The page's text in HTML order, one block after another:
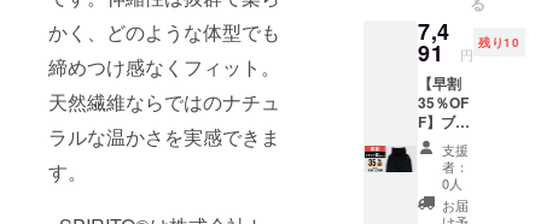
かく、どのような体型でも
締めつけ感なくフィット。
天然繊維ならではのナチュ
ラルな温かさを実感できま
す。
給状
況、製
造工程
上の都
合等に
より出
荷時期
が遅れ
る場合
があり
場合、
正規品
販売価
格が販
売予定
価格よ
り下が
る可能
性がご
ざいま
770円
込) [超
早割
42％OF
F]
12,764
円 (税/
送料
770円
込) ※配
名様 一
般販売
予定価
格
11,110
円 (税/
送料
770円
込) [早
割
7,4
91 円
残り10
【早割
35％OF
F】ブ
ラック
× XLサ
イズ
【先着
10名
支援
者：
0人
お届